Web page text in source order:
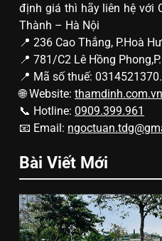
định giá thì hãy liên hệ với
Thành – Hà Nội
📍 236 Cao Thắng, P.Hoà
📍 781/C2 Lê Hồng
📍 Mã số thuế: 0314521370.
🌐 Website: thamdinh.com.vn
📞 Hotline: 0909.399.961
📧 Email:
Bài Viết Mới